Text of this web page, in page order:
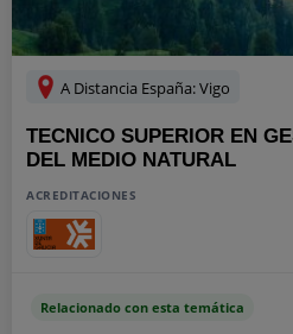
A Distancia España: Vigo
TECNICO SUPERIOR EN
DEL MEDIO NATURAL
ACREDITACIONES
Relacionado con esta temática